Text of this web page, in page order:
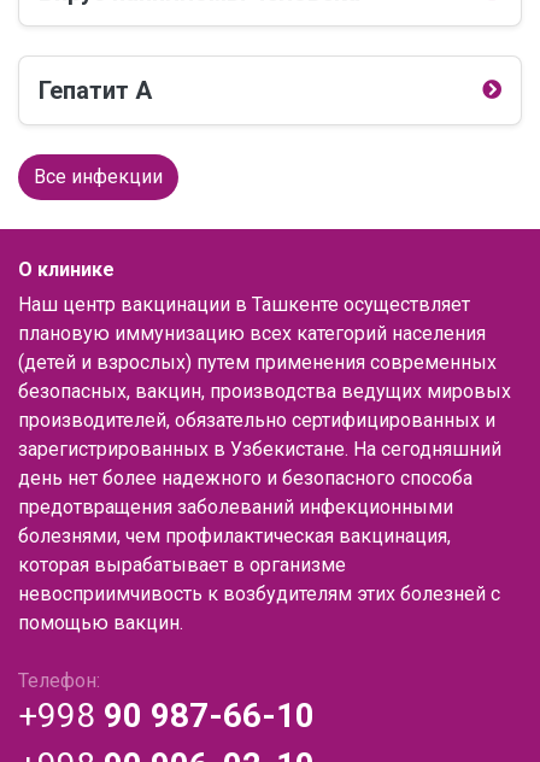
Гепатит А
Все инфекции
О клинике
Наш центр вакцинации в Ташкенте осуществляет
плановую иммунизацию всех категорий населения
(детей и взрослых) путем применения современных
безопасных, вакцин, производства ведущих мировых
производителей, обязательно сертифицированных и
зарегистрированных в Узбекистане. На сегодняшний
день нет более надежного и безопасного способа
предотвращения заболеваний инфекционными
болезнями, чем профилактическая вакцинация,
которая вырабатывает в организме
невосприимчивость к возбудителям этих болезней с
помощью вакцин.
Телефон:
+998 90 987-66-10